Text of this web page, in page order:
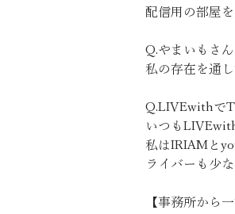
配信用の部屋
Q.やまいもさ
私の存在を通
Q.LIVEwithで
いつも
私はIRIAMと
ライバーも少
【事務所から一